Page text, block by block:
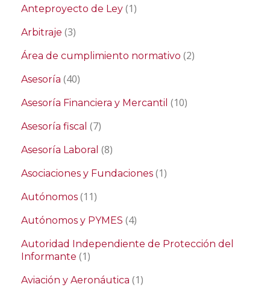
Anteproyecto de Ley (1)
Arbitraje (3)
Área de cumplimiento normativo (2)
Asesoría (40)
Asesoría Financiera y Mercantil (10)
Asesoría fiscal (7)
Asesoría Laboral (8)
Asociaciones y Fundaciones (1)
Autónomos (11)
Autónomos y PYMES (4)
Autoridad Independiente de Protección del
Informante (1)
Aviación y Aeronáutica (1)